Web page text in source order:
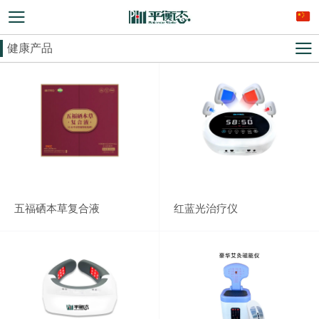
健康产品
五福硒本草复合液 红蓝光治疗仪